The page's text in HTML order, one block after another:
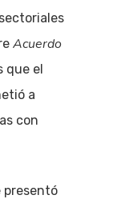
Acuerdo
que el
a
con
presentó